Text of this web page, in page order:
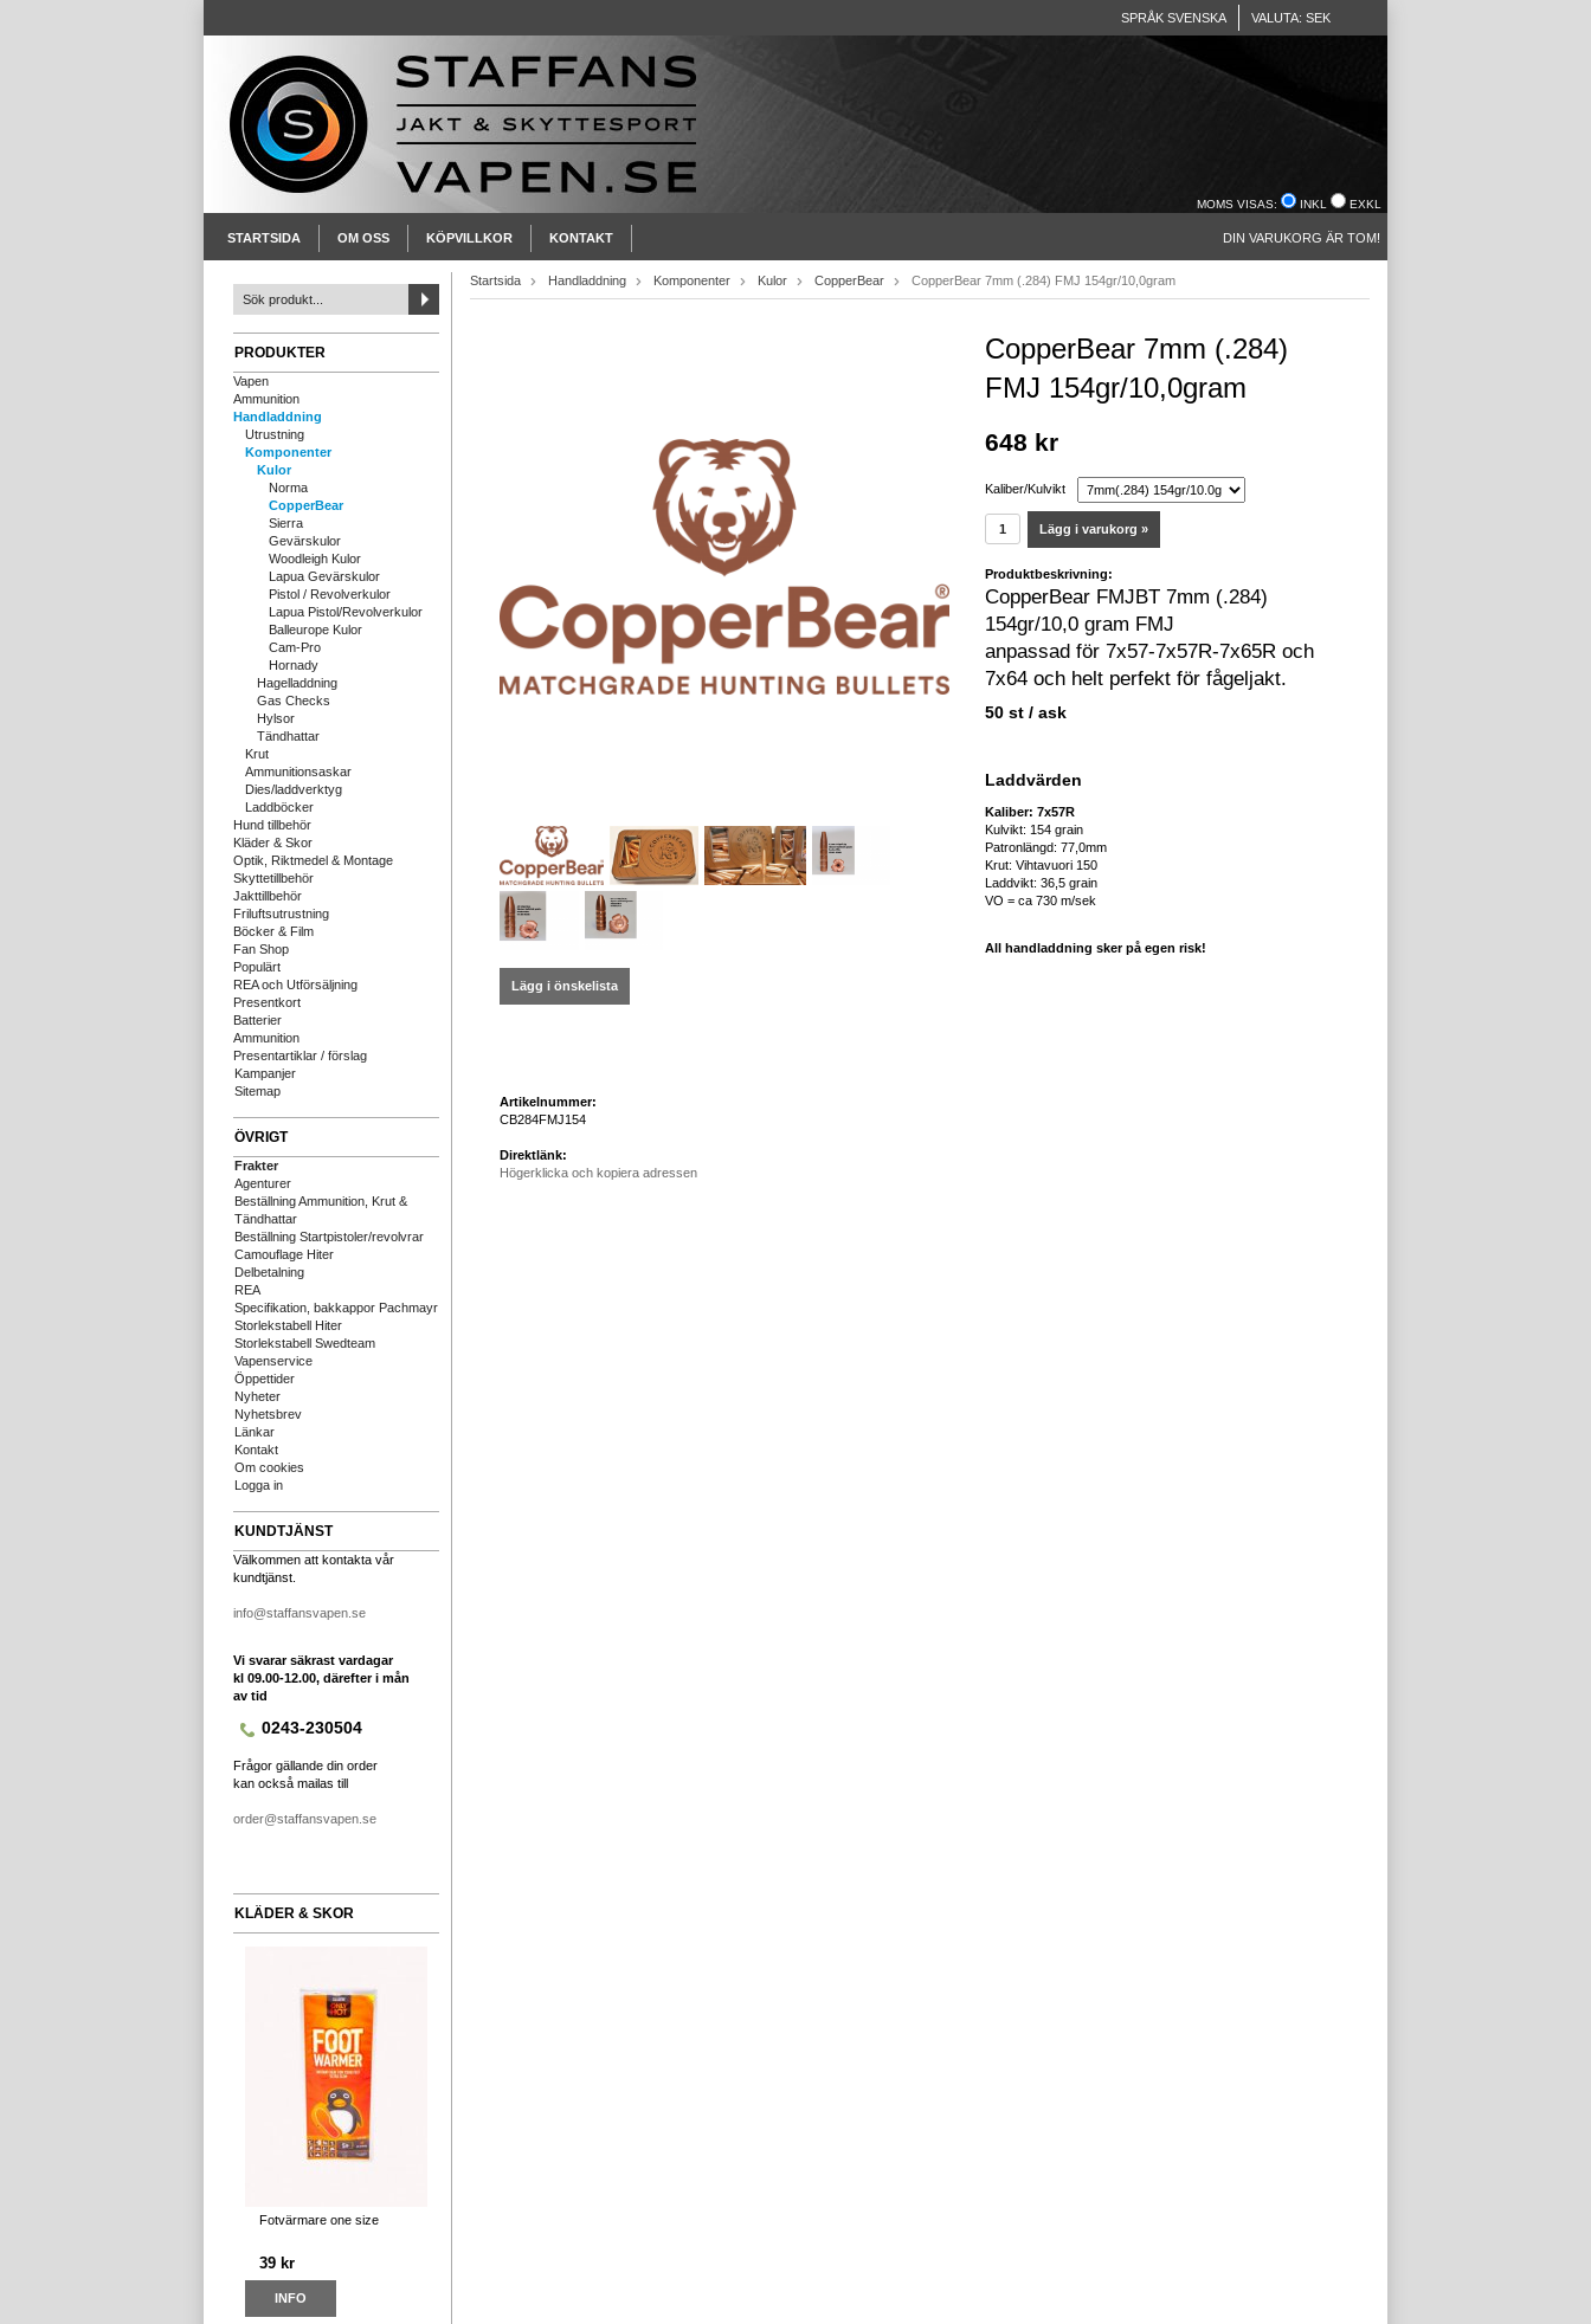
SPRÅK SVENSKA VALUTA: SEK
MOMS VISAS: INKL EXKL
STARTSIDA OM OSS KÖPVILLKOR KONTAKT DIN VARUKORG ÄR TOM!
PRODUKTER
Vapen
Ammunition
Handladdning
Utrustning
Komponenter
Kulor
Norma
CopperBear
Sierra
Gevärskulor
Woodleigh Kulor
Lapua Gevärskulor
Pistol / Revolverkulor
Lapua Pistol/Revolverkulor
Balleurope Kulor
Cam-Pro
Hornady
Hagelladdning
Gas Checks
Hylsor
Tändhattar
Krut
Ammunitionsaskar
Dies/laddverktyg
Laddböcker
Hund tillbehör
Kläder & Skor
Optik, Riktmedel & Montage
Skyttetillbehör
Jakttillbehör
Friluftsutrustning
Böcker & Film
Fan Shop
Populärt
REA och Utförsäljning
Presentkort
Batterier
Ammunition
Presentartiklar / förslag
Kampanjer
Sitemap
ÖVRIGT
Frakter
Agenturer
Beställning Ammunition, Krut &
Tändhattar
Beställning Startpistoler/revolvrar
Camouflage Hiter
Delbetalning
REA
Specifikation, bakkappor Pachmayr
Storlekstabell Hiter
Storlekstabell Swedteam
Vapenservice
Öppettider
Nyheter
Nyhetsbrev
Länkar
Kontakt
Om cookies
Logga in
KUNDTJÄNST
Välkommen att kontakta vår
kundtjänst.
info@staffansvapen.se
Vi svarar säkrast vardagar
kl 09.00-12.00, därefter i mån
av tid
0243-230504
Frågor gällande din order
kan också mailas till
order@staffansvapen.se
KLÄDER & SKOR
Fotvärmare one size
39 kr
INFO
Startsida Handladdning Komponenter Kulor CopperBear CopperBear 7mm (.284) FMJ 154gr/10,0gram
Lägg i önskelista
Artikelnummer:
CB284FMJ154
Direktlänk:
Högerklicka och kopiera adressen
CopperBear 7mm (.284)
FMJ 154gr/10,0gram
648 kr
Kaliber/Kulvikt
Lägg i varukorg »
Produktbeskrivning:
CopperBear FMJBT 7mm (.284)
154gr/10,0 gram FMJ
anpassad för 7x57-7x57R-7x65R och
7x64 och helt perfekt för fågeljakt.
50 st / ask
Laddvärden
Kaliber: 7x57R
Kulvikt: 154 grain
Patronlängd: 77,0mm
Krut: Vihtavuori 150
Laddvikt: 36,5 grain
VO = ca 730 m/sek
All handladdning sker på egen risk!